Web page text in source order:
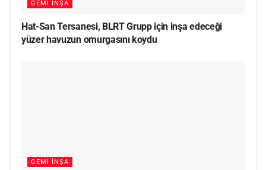
GEMI İNŞA
Hat-San Tersanesi, BLRT Grupp için inşa edeceği
yüzer havuzun omurgasını koydu
GEMI İNŞA